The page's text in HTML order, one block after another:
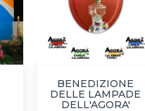
BENEDIZIONE
DELLE LAMPADE
DELL'AGORA'